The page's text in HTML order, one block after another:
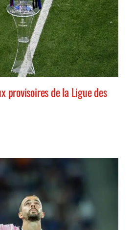
provisoires de la Ligue des